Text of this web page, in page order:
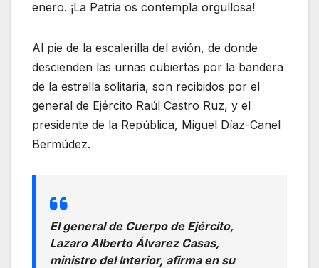
enero. ¡La Patria os contempla orgullosa!
Al pie de la escalerilla del avión, de donde
descienden las urnas cubiertas por la bandera
de la estrella solitaria, son recibidos por el
general de Ejército Raúl Castro Ruz, y el
presidente de la República, Miguel Díaz-Canel
Bermúdez.
El general de Cuerpo de Ejército,
Lazaro Alberto Álvarez Casas,
ministro del Interior, afirma en su